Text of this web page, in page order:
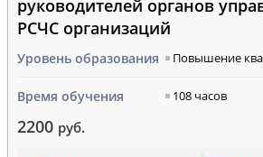
руководителей органов
РСЧС организаций
Уровень образования Повышение
Время обучения 108 часов
2200 руб.